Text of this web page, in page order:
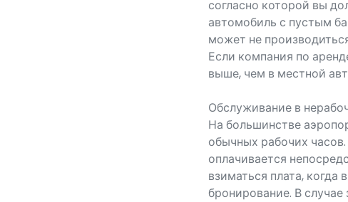
согласно которой вы
автомобиль с пустым
может не
Если компания по
выше, чем в местной
Обслуживание в
На большинстве
обычных рабочих
оплачивается
взиматься плата,
бронирование. В